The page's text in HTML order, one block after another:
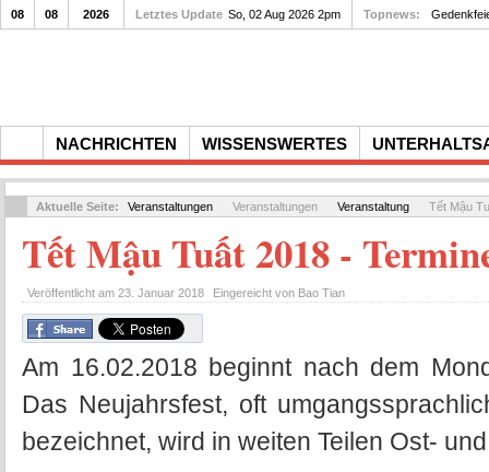
NACHRICHTEN WISSENSWERTES
08 08 2026 Letztes Update So, 02 Aug 2026 2pm Topnews:
Aktuelle Seite: Veranstaltungen Veranstaltungen Veranstaltung Tết Mậu
Tết Mậu Tuất 2018 -
Veröffentlicht am 23. Januar 2018 Eingereicht von Bao Tian
Am 16.02.2018 beginnt nach dem
Das Neujahrsfest, oft
bezeichnet, wird in weiten Teilen Ost-